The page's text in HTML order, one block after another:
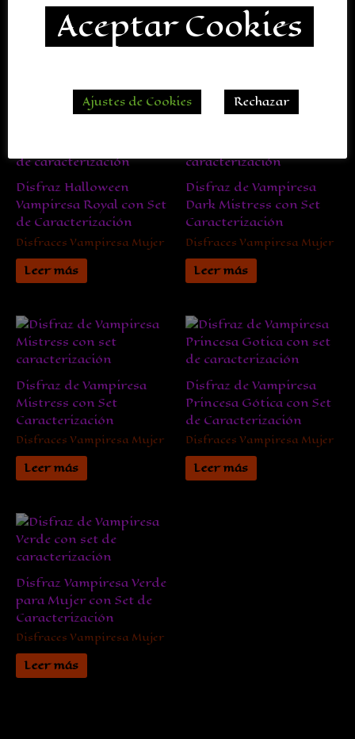
Disfraces Vampiresa Mujer
Leer más
Rojo con Set de
Caracterización
Disfraces Vampiresa Mujer
Disfraz Halloween
Vampiresa Royal con Set
de Caracterización
Disfraces Vampiresa Mujer
Leer más
Disfraz de Vampiresa
Dark Mistress con Set
Caracterización
Disfraces Vampiresa Mujer
Leer más
Disfraz de Vampiresa
Mistress con Set
Caracterización
Disfraces Vampiresa Mujer
Leer más
Disfraz de Vampiresa
Princesa Gótica con Set
de Caracterización
Disfraces Vampiresa Mujer
Leer más
Disfraz Vampiresa Verde
para Mujer con Set de
Caracterización
Disfraces Vampiresa Mujer
Leer más
Aceptar Cookies
Ajustes de Cookies Rechazar